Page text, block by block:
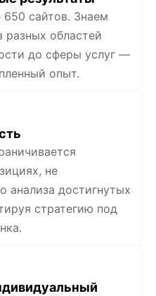
сайтов. Знаем
разных областей
до сферы услуг —
опыт.
не
анализа достигнутых
стратегию под